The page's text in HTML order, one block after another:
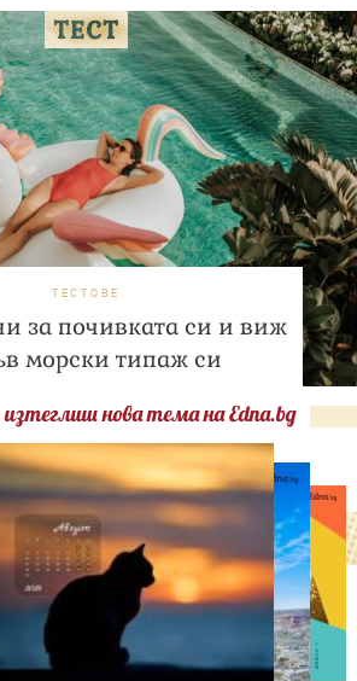
ТЕСТОВЕ
за почивката си и виж
морски типаж си
нова тема на Edna.bg
АСТРОЛОГИЯ
Дневен хороскоп за 7
август, петък